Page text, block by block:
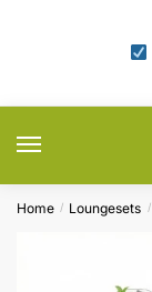
Home / Loungesets /